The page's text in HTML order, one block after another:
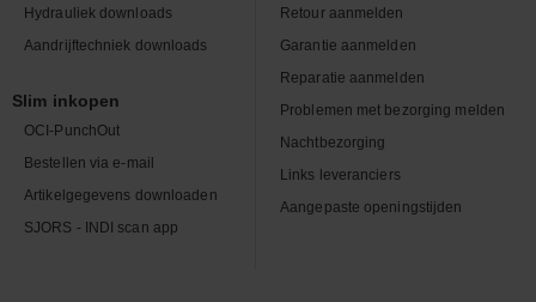
Hydrauliek downloads
Aandrijftechniek downloads
Slim inkopen
OCI-PunchOut
Bestellen via e-mail
Artikelgegevens downloaden
SJORS - INDI scan app
Retour aanmelden
Garantie aanmelden
Reparatie aanmelden
Problemen met bezorging melden
Nachtbezorging
Links leveranciers
Aangepaste openingstijden